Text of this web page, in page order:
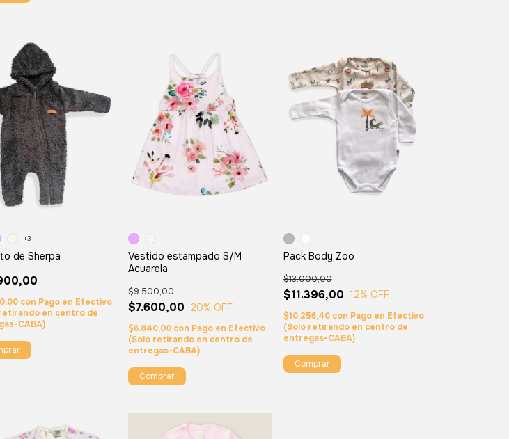
de Sherpa
con Pago en Efectivo
en centro de
CABA)
+3
Vestido estampado S/M
Acuarela
$7.600,00
$9.500,00
20% OFF
$6.840,00 con Pago en Efectivo
(Solo retirando en centro de
entregas-CABA)
Comprar
Pack Body Zoo
$11.396,00
$13.000,00
12% OFF
$10.256,40 con Pago en Efectivo
(Solo retirando en centro de
entregas-CABA)
Comprar